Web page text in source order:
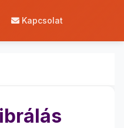
Kapcsolat